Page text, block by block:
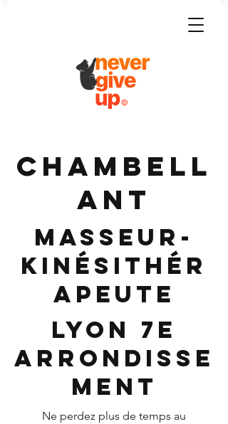
CHAMBELL
ANT
Masseur-
Kinésithér
apeute
Lyon 7e
Arrondisse
ment
Ne perdez plus de temps au